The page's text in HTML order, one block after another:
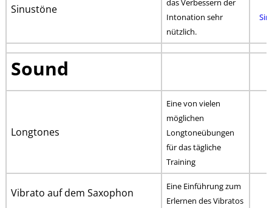
Sinustöne
das Verbessern der
Intonation sehr
nützlich.
Sound
Longtones
Eine von vielen
möglichen
Longtoneübungen
für das tägliche
Training
Vibrato auf dem Saxophon
Eine Einführung zum
Erlernen des Vibratos